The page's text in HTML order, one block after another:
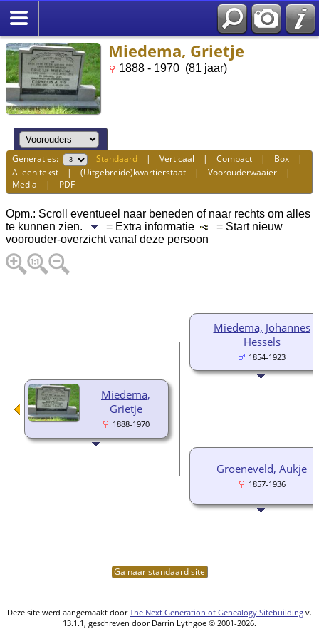
Miedema, Grietje
1888 - 1970 (81 jaar)
Generaties: Standaard |Verticaal |Compact | Box |
Alleen tekst |(Uitgebreide)kwartierstaat |Voorouderwaaier |
Media | PDF
Opm.: Scroll eventueel naar beneden of naar rechts om alles
te kunnen zien.
= Extra informatie
= Start nieuw
voorouder-overzicht vanaf deze persoon
Miedema,
Grietje
1888-1970
Miedema, Johannes
Hessels
1854-1923
Groeneveld, Aukje
1857-1936
Ga naar standaard site
Deze site werd aangemaakt doorThe Next Generation of Genealogy Sitebuilding v.
13.1.1, geschreven door Darrin Lythgoe © 2001-2026.